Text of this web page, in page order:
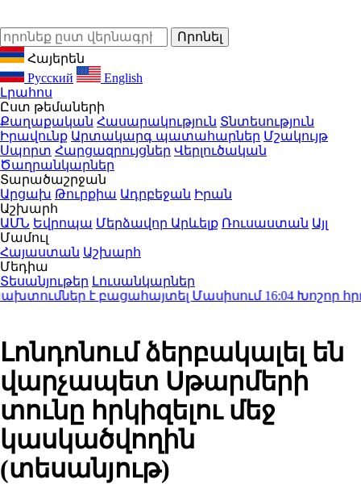
Հայերեն
Русский
English
Լրահոս
Ըստ թեմաների
Քաղաքական Հասարակություն Տնտեսություն
Իրավունք Արտակարգ պատահարներ Մշակույթ
Սպորտ Հարցազրույցներ Վերլուծական
Ծաղրանկարներ
Տարածաշրջան
Արցախ Թուրքիա Ադրբեջան Իրան
Աշխարհ
ԱՄՆ Եվրոպա Մերձավոր Արևելք Ռուսաստան Այլ
Մամուլ
Հայաստան Աշխարհ
Մեդիա
Տեսանյութեր Լուսանկարներ
է բացահայտել Մասիսում16:04Խոշոր
Լոնդոնում ձերբակալել են
վարչապետ Սթարմերի
տունը հրկիզելու մեջ
կասկածվողին
(տեսանյութ)